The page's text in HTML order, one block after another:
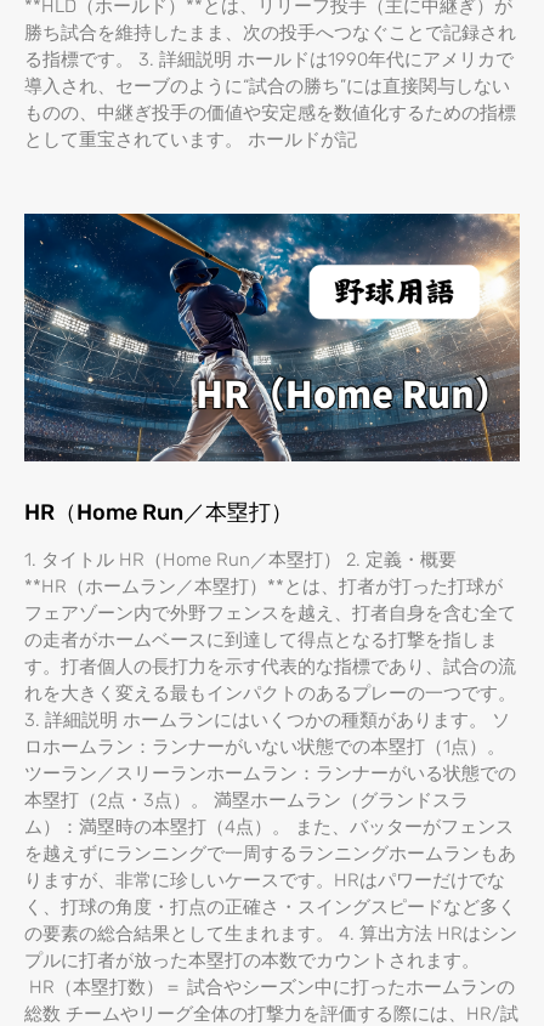
**HLD（ホールド）**とは、リリーフ投手（主に中継ぎ）が
勝ち試合を維持したまま、次の投手へつなぐことで記録され
る指標です。 3. 詳細説明 ホールドは1990年代にアメリカで
導入され、セーブのように“試合の勝ち”には直接関与しない
ものの、中継ぎ投手の価値や安定感を数値化するための指標
として重宝されています。 ホールドが記
HR（Home Run／本塁打）
1. タイトル HR（Home Run／本塁打） 2. 定義・概要
**HR（ホームラン／本塁打）**とは、打者が打った打球が
フェアゾーン内で外野フェンスを越え、打者自身を含む全て
の走者がホームベースに到達して得点となる打撃を指しま
す。打者個人の長打力を示す代表的な指標であり、試合の流
れを大きく変える最もインパクトのあるプレーの一つです。
3. 詳細説明 ホームランにはいくつかの種類があります。 ソ
ロホームラン：ランナーがいない状態での本塁打（1点）。
ツーラン／スリーランホームラン：ランナーがいる状態での
本塁打（2点・3点）。 満塁ホームラン（グランドスラ
ム）：満塁時の本塁打（4点）。 また、バッターがフェンス
を越えずにランニングで一周するランニングホームランもあ
りますが、非常に珍しいケースです。HRはパワーだけでな
く、打球の角度・打点の正確さ・スイングスピードなど多く
の要素の総合結果として生まれます。 4. 算出方法 HRはシン
プルに打者が放った本塁打の本数でカウントされます。
HR（本塁打数）＝ 試合やシーズン中に打ったホームランの
総数 チームやリーグ全体の打撃力を評価する際には、HR/試